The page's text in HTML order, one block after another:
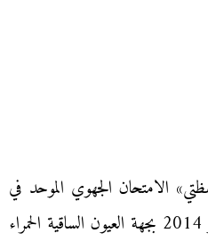
الامتحان الجهوي الموحد في
مادة «اللغة الفرنسية» دورة يونيو 2014 بجهة العيون الساقية الحمراء